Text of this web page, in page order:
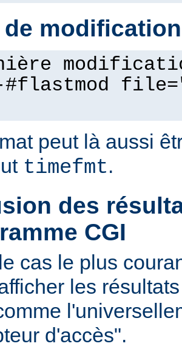
de
peut là aussi
timefmt.
des
CGI
cas le plus
les
d'accès".